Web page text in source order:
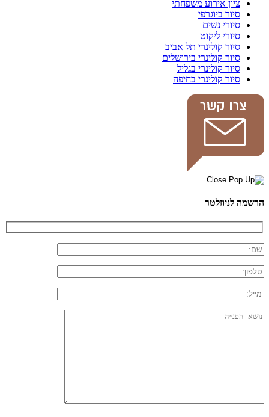
ציון אירוע משפחתי
סיור ביוגרפי
סיורי נשים
סיורי ליקוט
סיור קולינרי תל אביב
סיור קולינרי בירושלים
סיור קולינרי בגליל
סיור קולינרי בחיפה
הרשמה לניוזלטר